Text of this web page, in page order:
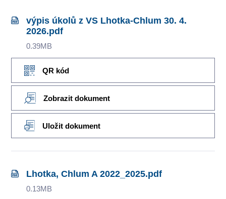
výpis úkolů z VS Lhotka-Chlum 30. 4.
2026.pdf
0.39MB
QR kód
Zobrazit dokument
Uložit dokument
Lhotka, Chlum A 2022_2025.pdf
0.13MB